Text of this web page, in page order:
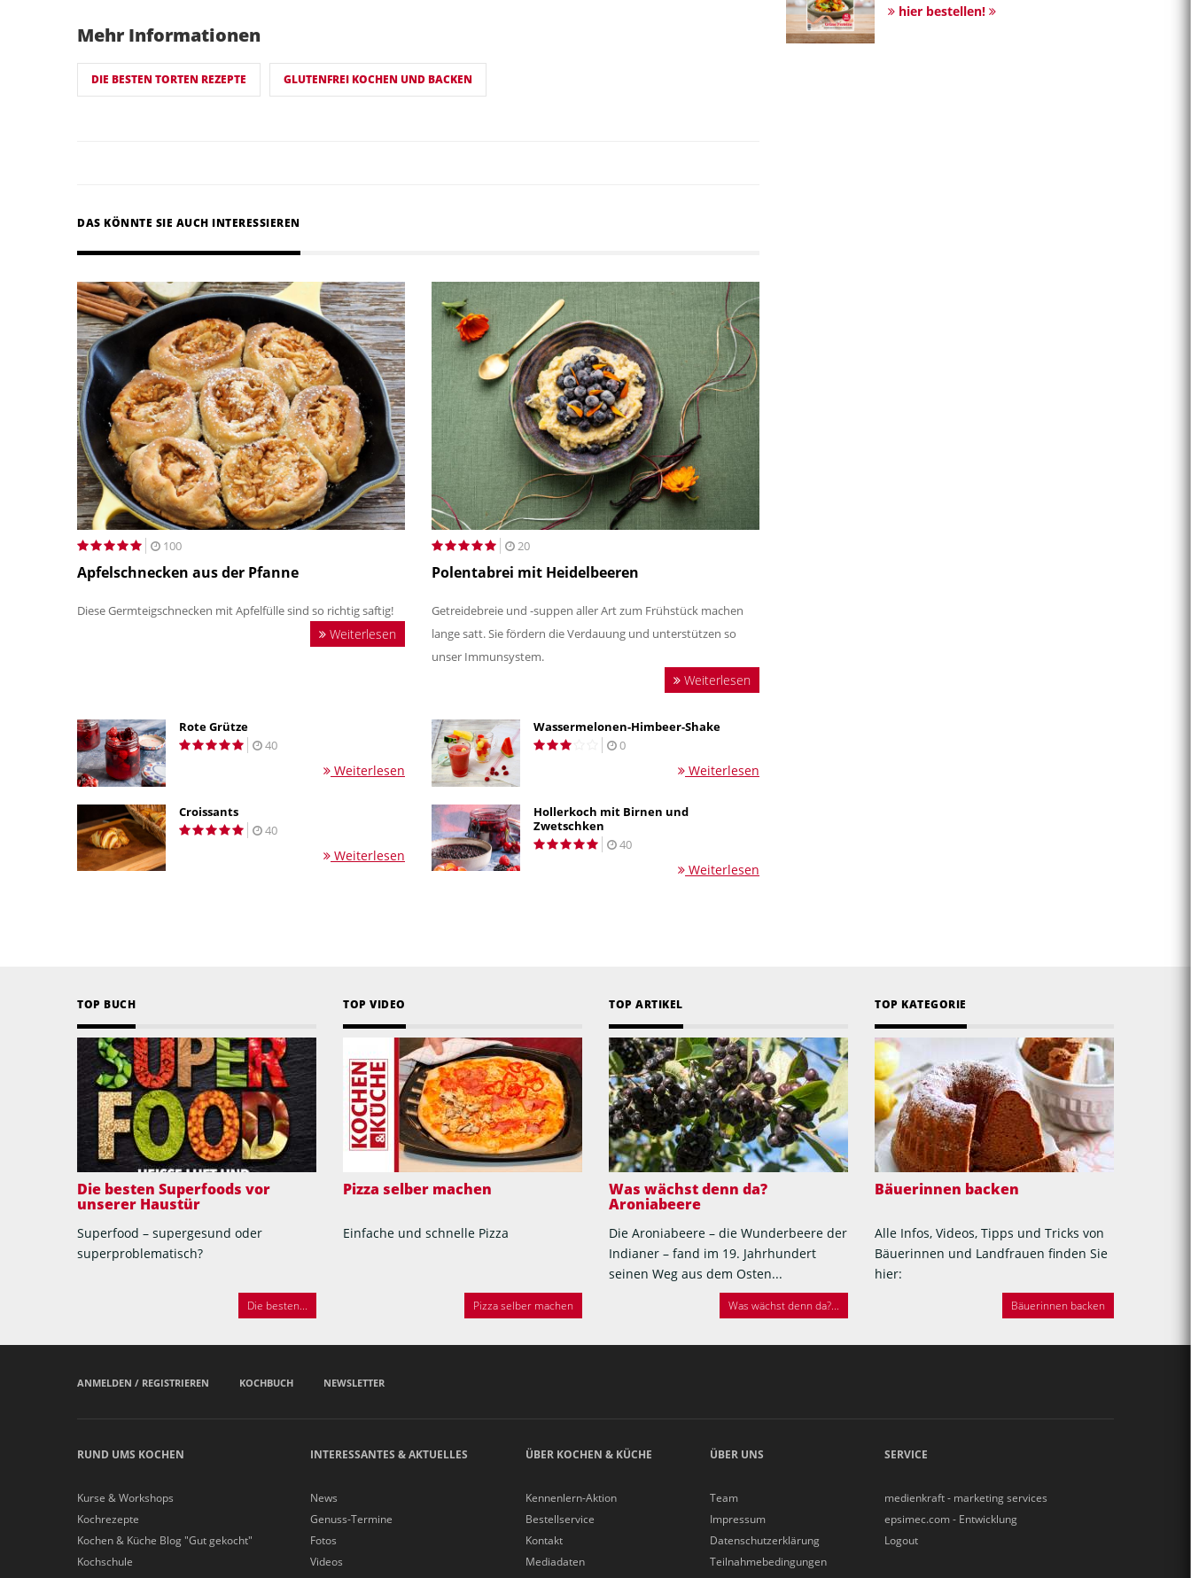
Mehr Informationen
DIE BESTEN TORTEN REZEPTE GLUTENFREI KOCHEN UND BACKEN
DAS KÖNNTE SIE AUCH INTERESSIEREN
100
Apfelschnecken aus der Pfanne
Diese Germteigschnecken mit Apfelfülle sind so richtig saftig!
Weiterlesen
20
Polentabrei mit Heidelbeeren
Getreidebreie und -suppen aller Art zum Frühstück machen
lange satt. Sie fördern die Verdauung und unterstützen so
unser Immunsystem.
Weiterlesen
Rote Grütze
40
Weiterlesen
Wassermelonen-Himbeer-Shake
0
Weiterlesen
Croissants
40
Weiterlesen
Hollerkoch mit Birnen und
Zwetschken
40
Weiterlesen
hier bestellen!
TOP BUCH
Die besten Superfoods vor
unserer Haustür
Superfood – supergesund oder
superproblematisch?
Die besten...
TOP VIDEO
Pizza selber machen
Einfache und schnelle Pizza
Pizza selber machen
TOP ARTIKEL
Was wächst denn da?
Aroniabeere
Die Aroniabeere – die Wunderbeere der
Indianer – fand im 19. Jahrhundert
seinen Weg aus dem Osten...
Was wächst denn da?...
TOP KATEGORIE
Bäuerinnen backen
Alle Infos, Videos, Tipps und Tricks von
Bäuerinnen und Landfrauen finden Sie
hier:
Bäuerinnen backen
ANMELDEN / REGISTRIEREN KOCHBUCH NEWSLETTER
RUND UMS KOCHEN
Kurse & Workshops
Kochrezepte
Kochen & Küche Blog "Gut gekocht"
Kochschule
INTERESSANTES & AKTUELLES
News
Genuss-Termine
Fotos
Videos
ÜBER KOCHEN & KÜCHE
Kennenlern-Aktion
Bestellservice
Kontakt
Mediadaten
ÜBER UNS
Team
Impressum
Datenschutzerklärung
Teilnahmebedingungen
SERVICE
medienkraft - marketing services
epsimec.com - Entwicklung
Logout